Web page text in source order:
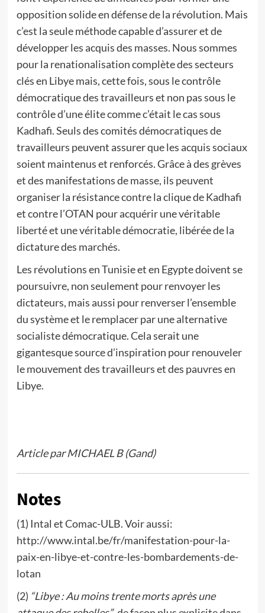
opposition solide en défense de la révolution. Mais
c’est la seule méthode capable d’assurer et de
développer les acquis des masses. Nous sommes
pour la renationalisation complète des secteurs
clés en Libye mais, cette fois, sous le contrôle
démocratique des travailleurs et non pas sous le
contrôle d’une élite comme c’était le cas sous
Kadhafi. Seuls des comités démocratiques de
travailleurs peuvent assurer que les acquis sociaux
soient maintenus et renforcés. Grâce à des grèves
et des manifestations de masse, ils peuvent
organiser la résistance contre la clique de Kadhafi
et contre l’OTAN pour acquérir une véritable
liberté et une véritable démocratie, libérée de la
dictature des marchés.
Les révolutions en Tunisie et en Egypte doivent se
poursuivre, non seulement pour renvoyer les
dictateurs, mais aussi pour renverser l’ensemble
du système et le remplacer par une alternative
socialiste démocratique. Cela serait une
gigantesque source d’inspiration pour renouveler
le mouvement des travailleurs et des pauvres en
Libye.
Article par MICHAEL B (Gand)
Notes
(1) Intal et Comac-ULB. Voir aussi:
http://www.intal.be/fr/manifestation-pour-la-
paix-en-libye-et-contre-les-bombardements-de-
lotan
(2) “Libye : Au moins trente morts après une